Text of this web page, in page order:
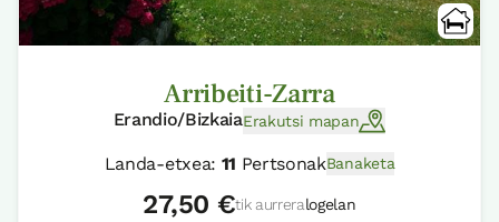
Arribeiti-Zarra
Erandio/BizkaiaErakutsi mapan
Landa-etxea: 11 PertsonakBanaketa
27,50 €tik aurreralogelan